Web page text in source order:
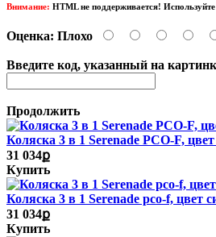
Внимание: HTML не поддерживается!
Оценка: Плохо
Введите код, указанный на
Продолжить
Коляска 3 в 1 Serenade PCO-F,
31 034ք
Купить
Коляска 3 в 1 Serenade pco-f, цвет
31 034ք
Купить